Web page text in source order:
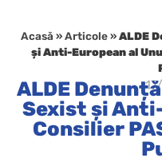
Acasă »Articole»ALDE
și Anti-European al
ALDE
Sexist și
Consilier